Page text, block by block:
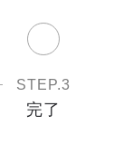
STEP.3
完了